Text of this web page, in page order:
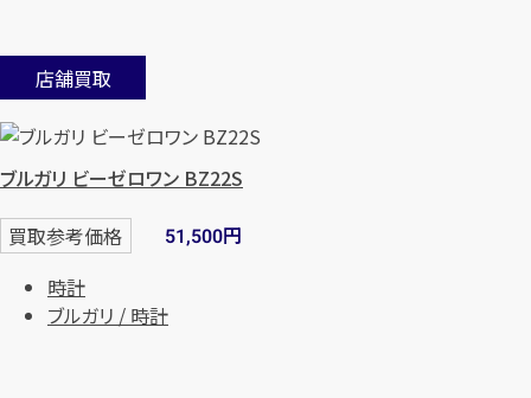
店舗買取
ブルガリ ビーゼロワン BZ22S
買取参考価格 51,500円
時計
ブルガリ / 時計